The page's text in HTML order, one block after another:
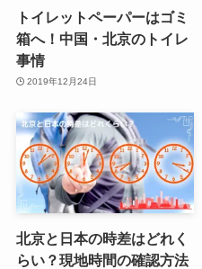
トイレットペーパーはゴミ
箱へ！中国・北京のトイレ
事情
2019年12月24日
北京と日本の時差はどれく
らい？現地時間の確認方法